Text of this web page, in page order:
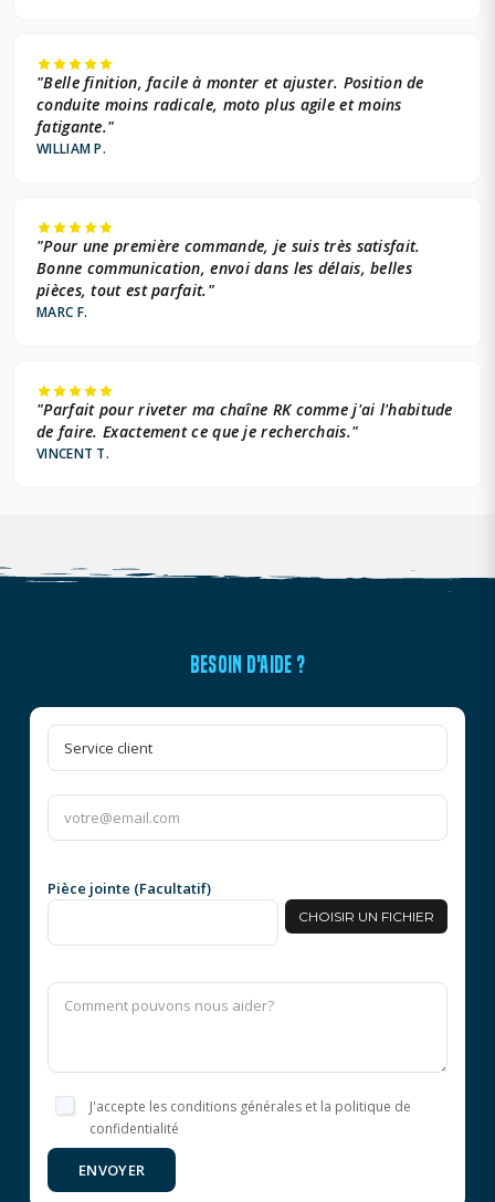
"Belle finition, facile à monter et ajuster. Position de
conduite moins radicale, moto plus agile et moins
fatigante."
WILLIAM P.
"Pour une première commande, je suis très satisfait.
Bonne communication, envoi dans les délais, belles
pièces, tout est parfait."
MARC F.
"Parfait pour riveter ma chaîne RK comme j'ai l'habitude
de faire. Exactement ce que je recherchais."
VINCENT T.
BESOIN D'AIDE ?
Pièce jointe (Facultatif)
CHOISIR UN FICHIER
J'accepte les conditions générales et la politique de
confidentialité
ENVOYER